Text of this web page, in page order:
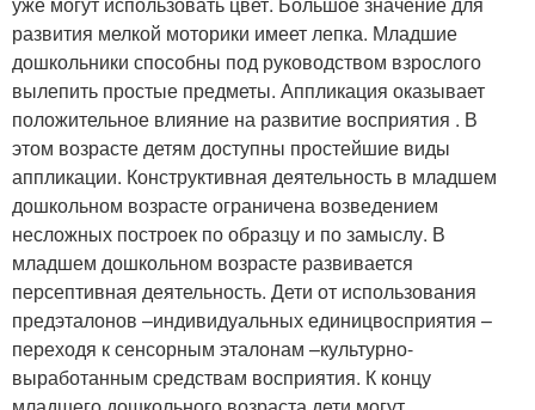
развития мелкой моторики имеет лепка. Младшие
дошкольники способны под руководством взрослого
вылепить простые предметы. Аппликация оказывает
положительное влияние на развитие восприятия . В
этом возрасте детям доступны простейшие виды
аппликации. Конструктивная деятельность в младшем
дошкольном возрасте ограничена возведением
несложных построек по образцу и по замыслу. В
младшем дошкольном возрасте развивается
персептивная деятельность. Дети от использования
предэталонов –индивидуальных единицвосприятия –
переходя к сенсорным эталонам –культурно-
выработанным средствам восприятия. К концу